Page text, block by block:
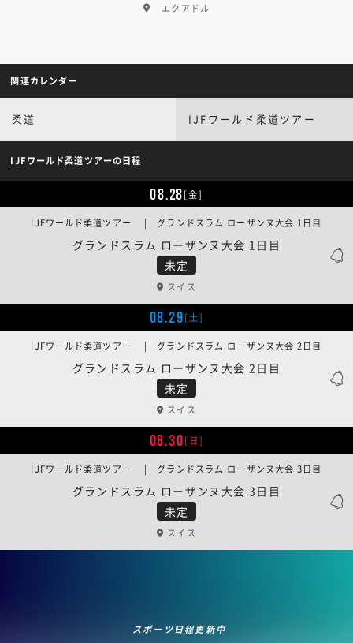
エクアドル
関連カレンダー
柔道 IJFワールド柔道ツアー
IJFワールド柔道ツアーの日程
08.28[金]
未定
グランドスラム ローザンヌ大会 1日目
IJFワールド柔道ツアー | グランドスラム ローザンヌ大会 1日目
スイス
08.29[土]
未定
グランドスラム ローザンヌ大会 2日目
IJFワールド柔道ツアー | グランドスラム ローザンヌ大会 2日目
スイス
08.30[日]
未定
グランドスラム ローザンヌ大会 3日目
IJFワールド柔道ツアー | グランドスラム ローザンヌ大会 3日目
スイス
スポーツ日程更新中